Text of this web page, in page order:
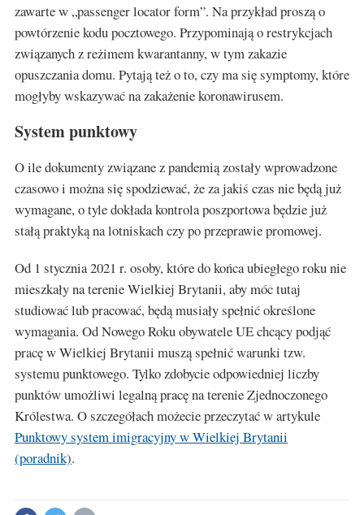
zawarte w „passenger locator form”. Na przykład proszą o
powtórzenie kodu pocztowego. Przypominają o restrykcjach
związanych z reżimem kwarantanny, w tym zakazie
opuszczania domu. Pytają też o to, czy ma się symptomy, które
mogłyby wskazywać na zakażenie koronawirusem.
System punktowy
O ile dokumenty związane z pandemią zostały wprowadzone
czasowo i można się spodziewać, że za jakiś czas nie będą już
wymagane, o tyle dokłada kontrola poszportowa będzie już
stałą praktyką na lotniskach czy po przeprawie promowej.
Od 1 stycznia 2021 r. osoby, które do końca ubiegłego roku nie
mieszkały na terenie Wielkiej Brytanii, aby móc tutaj
studiować lub pracować, będą musiały spełnić określone
wymagania. Od Nowego Roku obywatele UE chcący podjąć
pracę w Wielkiej Brytanii muszą spełnić warunki tzw.
systemu punktowego. Tylko zdobycie odpowiedniej liczby
punktów umożliwi legalną pracę na terenie Zjednoczonego
Królestwa. O szczegółach możecie przeczytać w artykule
Punktowy system imigracyjny w Wielkiej Brytanii
(poradnik).